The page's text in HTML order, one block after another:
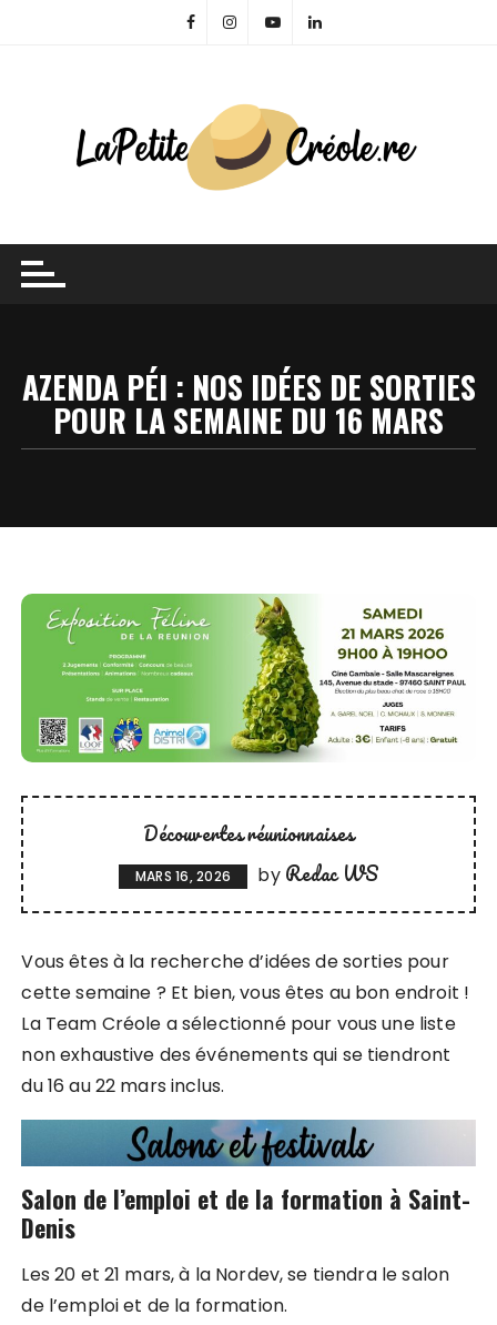
AZENDA PÉI : NOS IDÉES DE SORTIES
POUR LA SEMAINE DU 16 MARS
Découvertes réunionnaises
MARS 16, 2026 by Redac WS
Vous êtes à la recherche d’idées de sorties pour
cette semaine ? Et bien, vous êtes au bon endroit !
La Team Créole a sélectionné pour vous une liste
non exhaustive des événements qui se tiendront
du 16 au 22 mars inclus.
Salon de l’emploi et de la formation à Saint-
Denis
Les 20 et 21 mars, à la Nordev, se tiendra le salon
de l’emploi et de la formation.